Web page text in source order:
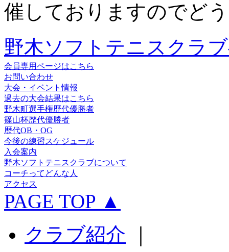
催しておりますのでど
野木ソフトテニスクラ
会員専用ページはこちら
お問い合わせ
大会・イベント情報
過去の大会結果はこちら
野木町選手権歴代優勝者
篠山杯歴代優勝者
歴代OB・OG
今後の練習スケジュール
入会案内
野木ソフトテニスクラブについて
コーチってどんな人
アクセス
PAGE TOP ▲
クラブ紹介